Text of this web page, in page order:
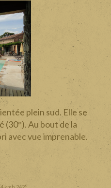
plein sud. Elle se
(30°). Au bout de la
avec vue imprenable.
kmh 242°